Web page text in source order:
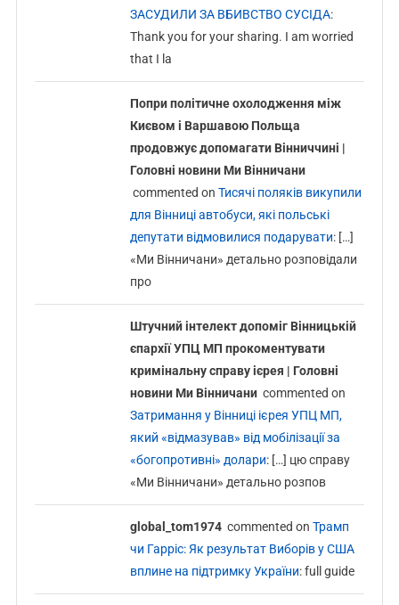
ЗАСУДИЛИ ЗА ВБИВСТВО СУСІДА:
Thank you for your sharing. I am worried
that I la
Попри політичне охолодження між
Києвом і Варшавою Польща
продовжує допомагати Вінниччині |
Головні новини Ми Вінничани
commented onТисячі поляків викупили
для Вінниці автобуси, які польські
депутати відмовилися подарувати: […]
«Ми Вінничани» детально розповідали
про
Штучний інтелект допоміг Вінницькій
єпархії УПЦ МП прокоментувати
кримінальну справу ієрея | Головні
новини Ми Вінничани commented on
Затримання у Вінниці ієрея УПЦ МП,
який «відмазував» від мобілізації за
«богопротивні» долари: […] цю справу
«Ми Вінничани» детально розпов
global_tom1974 commented onТрамп
чи Гарріс: Як результат Виборів у США
вплине на підтримку України: full guide